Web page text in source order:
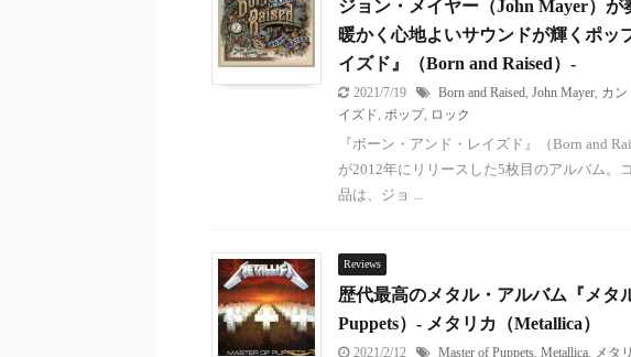
ジョン・メイヤー（John Mayer）が
暖かく心地よいサウンドが輝くポッ
イズド』（Born and Raised）-
2021/7/19 Born and Raised John Mayer カン
イズド ポップ, ロック
『ボーン・アンド・レイズド』（Born and
が2012年にリリースした5枚目のアルバム。
品は、ジョ ...
Reviews
歴代最高のメタル・アルバム『メタ
Puppets）- メタリカ（Metallica）
2021/2/12 Master of Puppets Metallica メタ